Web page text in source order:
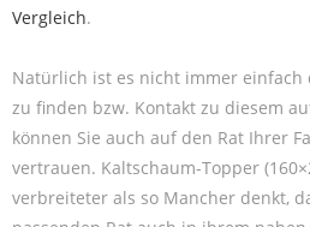
Vergleich.
Natürlich ist es nicht immer einfach
zu finden bzw. Kontakt zu diesem
können Sie auch auf den Rat Ihrer
vertrauen. Kaltschaum-Topper
verbreiteter als so Mancher denkt,